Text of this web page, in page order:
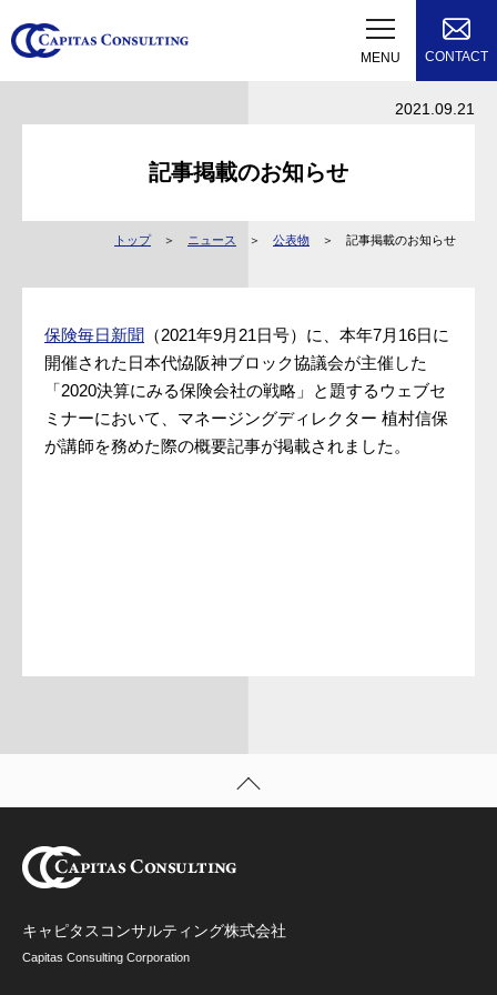
MENU CONTACT
2021.09.21
記事掲載のお知らせ
トップ ニュース 公表物 記事掲載のお知らせ
保険毎日新聞 （2021年9月21日号）に、本年7月16日に
開催された日本代恊阪神ブロック協議会が主催した
「2020決算にみる保険会社の戦略」と題するウェブセ
ミナーにおいて、マネージングディレクター 植村信保
が講師を務めた際の概要記事が掲載されました。
キャピタスコンサルティング株式会社
Capitas Consulting Corporation